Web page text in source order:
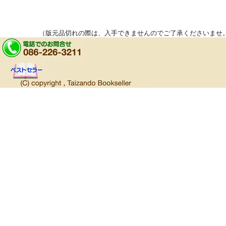
（版元品切れの際は、入手できませんのでご了承くださいませ